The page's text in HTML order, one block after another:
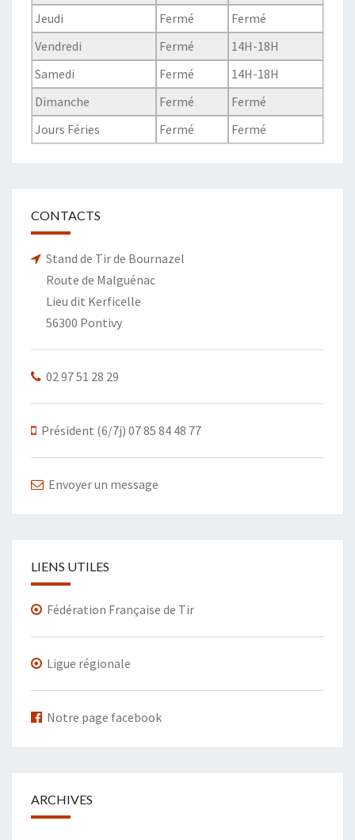
Jeudi
Fermé
Fermé
Vendredi
Fermé
14H-18H
Samedi
Fermé
14H-18H
Dimanche
Fermé
Fermé
Jours Féries
Fermé Fermé
CONTACTS
Stand de Tir de Bournazel
Route de Malguénac
Lieu dit Kerficelle
56300 Pontivy
02 97 51 28 29
Président (6/7j) 07 85 84 48 77
Envoyer un message
LIENS UTILES
Fédération Française de Tir
Ligue régionale
Notre page facebook
ARCHIVES